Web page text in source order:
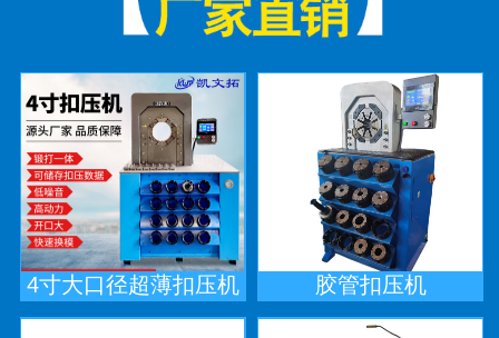
4寸大口径超薄扣压机 胶管扣压机